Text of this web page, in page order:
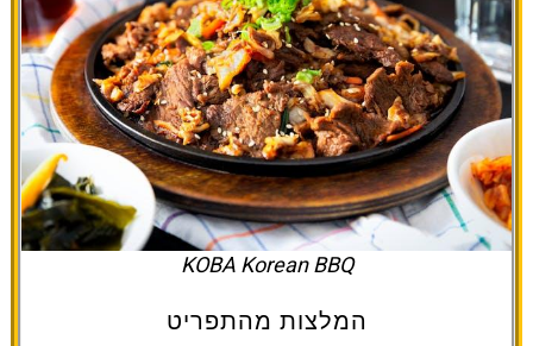
KOBA Korean BBQ
המלצות מהתפריט